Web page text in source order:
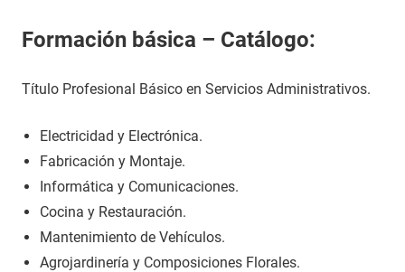
Formación básica – Catálogo:
Título Profesional Básico en Servicios Administrativos.
Electricidad y Electrónica.
Fabricación y Montaje.
Informática y Comunicaciones.
Cocina y Restauración.
Mantenimiento de Vehículos.
Agrojardinería y Composiciones Florales.